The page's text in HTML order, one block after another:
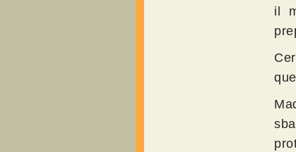
il